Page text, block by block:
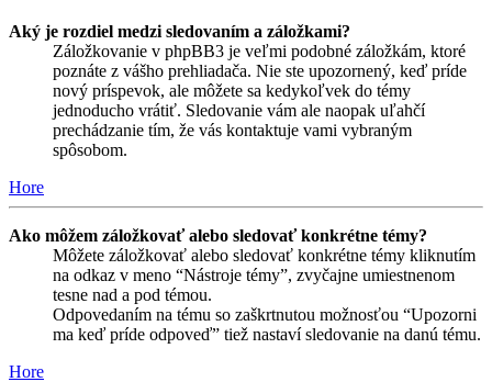
Aký je rozdiel medzi sledovaním a záložkami?
Záložkovanie v phpBB3 je veľmi podobné záložkám, ktoré
poznáte z vášho prehliadača. Nie ste upozornený, keď príde
nový príspevok, ale môžete sa kedykoľvek do témy
jednoducho vrátiť. Sledovanie vám ale naopak uľahčí
prechádzanie tím, že vás kontaktuje vami vybraným
spôsobom.
Hore
Ako môžem záložkovať alebo sledovať konkrétne témy?
Môžete záložkovať alebo sledovať konkrétne témy kliknutím
na odkaz v meno “Nástroje témy”, zvyčajne umiestnenom
tesne nad a pod témou.
Odpovedaním na tému so zaškrtnutou možnosťou “Upozorni
ma keď príde odpoveď” tiež nastaví sledovanie na danú tému.
Hore